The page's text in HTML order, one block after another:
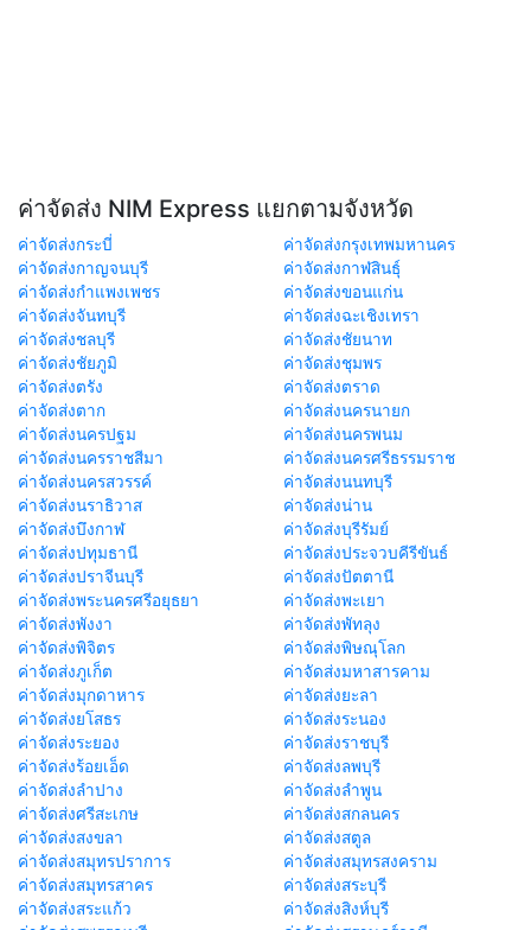
ค่าจัดส่ง NIM Express แยกตามจังหวัด
ค่าจัดส่งกระบี่
ค่าจัดส่งกรุงเทพมหานคร
ค่าจัดส่งกาญจนบุรี
ค่าจัดส่งกาฬสินธุ์
ค่าจัดส่งกำแพงเพชร
ค่าจัดส่งขอนแก่น
ค่าจัดส่งจันทบุรี
ค่าจัดส่งฉะเชิงเทรา
ค่าจัดส่งชลบุรี
ค่าจัดส่งชัยนาท
ค่าจัดส่งชัยภูมิ
ค่าจัดส่งชุมพร
ค่าจัดส่งตรัง
ค่าจัดส่งตราด
ค่าจัดส่งตาก
ค่าจัดส่งนครนายก
ค่าจัดส่งนครปฐม
ค่าจัดส่งนครพนม
ค่าจัดส่งนครราชสีมา
ค่าจัดส่งนครศรีธรรมราช
ค่าจัดส่งนครสวรรค์
ค่าจัดส่งนนทบุรี
ค่าจัดส่งนราธิวาส
ค่าจัดส่งน่าน
ค่าจัดส่งบึงกาฬ
ค่าจัดส่งบุรีรัมย์
ค่าจัดส่งปทุมธานี
ค่าจัดส่งประจวบคีรีขันธ์
ค่าจัดส่งปราจีนบุรี
ค่าจัดส่งปัตตานี
ค่าจัดส่งพระนครศรีอยุธยา
ค่าจัดส่งพะเยา
ค่าจัดส่งพังงา
ค่าจัดส่งพัทลุง
ค่าจัดส่งพิจิตร
ค่าจัดส่งพิษณุโลก
ค่าจัดส่งภูเก็ต
ค่าจัดส่งมหาสารคาม
ค่าจัดส่งมุกดาหาร
ค่าจัดส่งยะลา
ค่าจัดส่งยโสธร
ค่าจัดส่งระนอง
ค่าจัดส่งระยอง
ค่าจัดส่งราชบุรี
ค่าจัดส่งร้อยเอ็ด
ค่าจัดส่งลพบุรี
ค่าจัดส่งลำปาง
ค่าจัดส่งลำพูน
ค่าจัดส่งศรีสะเกษ
ค่าจัดส่งสกลนคร
ค่าจัดส่งสงขลา
ค่าจัดส่งสตูล
ค่าจัดส่งสมุทรปราการ
ค่าจัดส่งสมุทรสงคราม
ค่าจัดส่งสมุทรสาคร
ค่าจัดส่งสระบุรี
ค่าจัดส่งสระแก้ว
ค่าจัดส่งสิงห์บุรี